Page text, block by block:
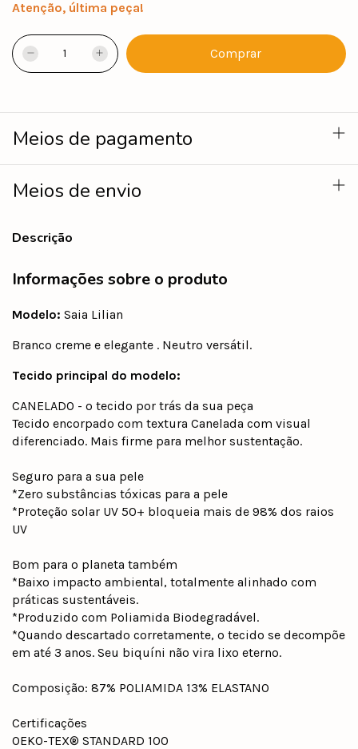
Atenção, última peça!
Meios de pagamento
Meios de envio
Descrição
Informações sobre o produto
Modelo: Saia Lilian
Branco creme e elegante . Neutro versátil.
Tecido principal do modelo:
CANELADO - o tecido por trás da sua peça
Tecido encorpado com textura Canelada com visual
diferenciado. Mais firme para melhor sustentação.
Seguro para a sua pele
*Zero substâncias tóxicas para a pele
*Proteção solar UV 50+ bloqueia mais de 98% dos raios
UV
Bom para o planeta também
*Baixo impacto ambiental, totalmente alinhado com
práticas sustentáveis.
*Produzido com Poliamida Biodegradável.
*Quando descartado corretamente, o tecido se decompõe
em até 3 anos. Seu biquíni não vira lixo eterno.
Composição: 87% POLIAMIDA 13% ELASTANO
Certificações
OEKO-TEX® STANDARD 100